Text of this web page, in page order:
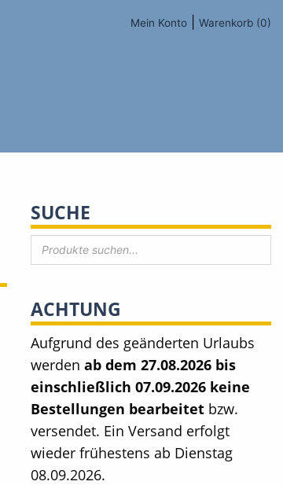
Mein Konto Warenkorb (0)
SUCHE
ACHTUNG
Aufgrund des geänderten Urlaubs
werden ab dem 27.08.2026 bis
einschließlich 07.09.2026 keine
Bestellungen bearbeitet bzw.
versendet. Ein Versand erfolgt
wieder frühestens ab Dienstag
08.09.2026.